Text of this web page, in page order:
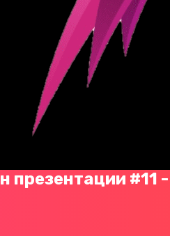
презентации #11